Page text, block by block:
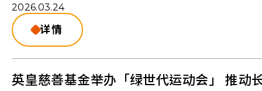
2026.03.24
详情
英皇慈善基金举办「绿世代运动会」 推动